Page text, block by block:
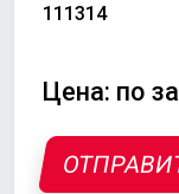
111314
Цена: по